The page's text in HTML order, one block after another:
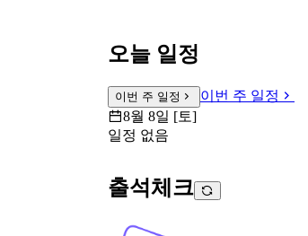
오늘 일정
이번 주 일정
이번 주 일정
8월 8일 [토]
일정 없음
출석체크